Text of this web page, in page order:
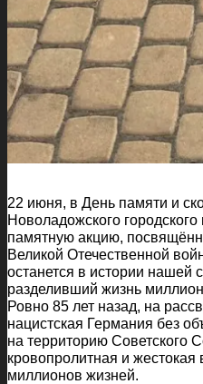
22 июня, в День памяти и
Новоладожского
памятную акцию,
Великой Отечественной
останется в истории нашей
разделивший жизнь
Ровно 85 лет назад, на
нацистская Германия без
на территорию Советского
кровопролитная и жестокая
миллионов жизней.